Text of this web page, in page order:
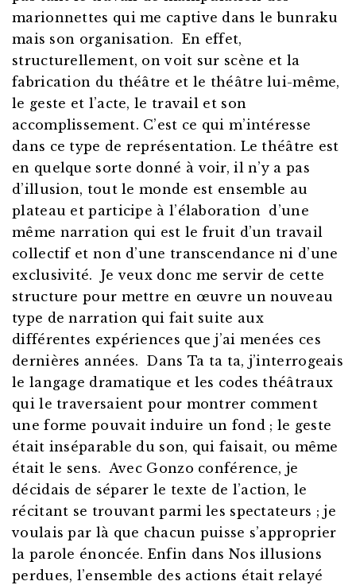
marionnettes qui me captive dans le bunraku
mais son organisation. En effet,
structurellement, on voit sur scène et la
fabrication du théâtre et le théâtre lui-même,
le geste et l’acte, le travail et son
accomplissement. C’est ce qui m’intéresse
dans ce type de représentation. Le théâtre est
en quelque sorte donné à voir, il n’y a pas
d’illusion, tout le monde est ensemble au
plateau et participe à l’élaboration d’une
même narration qui est le fruit d’un travail
collectif et non d’une transcendance ni d’une
exclusivité. Je veux donc me servir de cette
structure pour mettre en œuvre un nouveau
type de narration qui fait suite aux
différentes expériences que j’ai menées ces
dernières années. Dans Ta ta ta, j’interrogeais
le langage dramatique et les codes théâtraux
qui le traversaient pour montrer comment
une forme pouvait induire un fond ; le geste
était inséparable du son, qui faisait, ou même
était le sens. Avec Gonzo conférence, je
décidais de séparer le texte de l’action, le
récitant se trouvant parmi les spectateurs ; je
voulais par là que chacun puisse s’approprier
la parole énoncée. Enfin dans Nos illusions
perdues, l’ensemble des actions était relayé